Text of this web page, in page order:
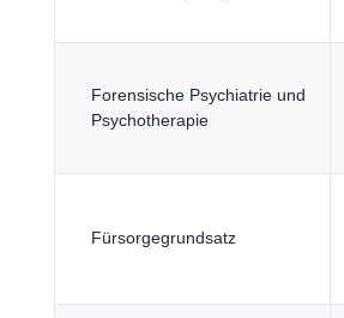
Forensische Psychiatrie und
Psychotherapie
Fürsorgegrundsatz